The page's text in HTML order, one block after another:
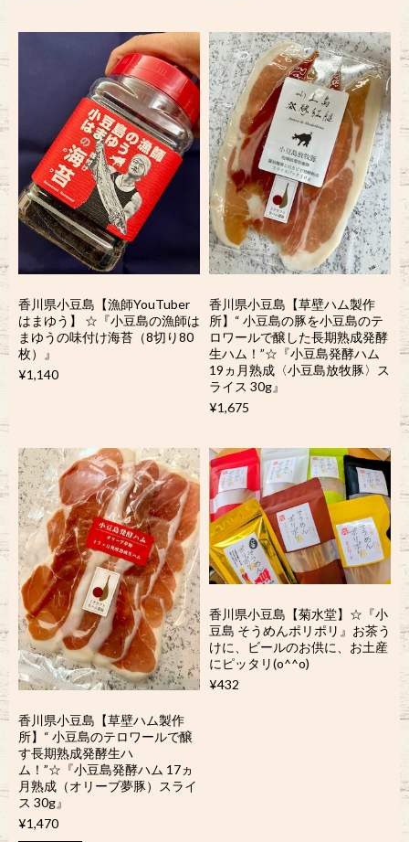
香川県小豆島【漁師YouTuber
はまゆう】 ☆『小豆島の漁師は
まゆうの味付け海苔（8切り80
枚）』
¥1,140
香川県小豆島【草壁ハム製作
所】“ 小豆島の豚を小豆島のテ
ロワールで醸した長期熟成発酵
生ハム！”☆『小豆島発酵ハム
19ヵ月熟成〈小豆島放牧豚〉ス
ライス 30g』
¥1,675
香川県小豆島【草壁ハム製作
所】“ 小豆島のテロワールで醸
す長期熟成発酵生ハ
ム！”☆『小豆島発酵ハム 17ヵ
月熟成（オリーブ夢豚）スライ
ス 30g』
¥1,470
香川県小豆島【菊水堂】☆『小
豆島 そうめんポリポリ』お茶う
けに、ビールのお供に、お土産
にピッタリ(o^^o)
¥432